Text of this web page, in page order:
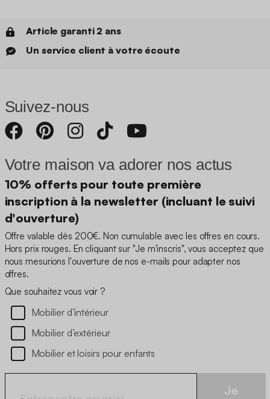
Article garanti 2 ans
Un service client à votre écoute
Suivez-nous
Votre maison va adorer nos actus
10% offerts pour toute première
inscription à la newsletter (incluant le suivi
d'ouverture)
Offre valable dès 200€. Non cumulable avec les offres en cours.
Hors prix rouges. En cliquant sur "Je m'inscris", vous acceptez que
nous mesurions l'ouverture de nos e-mails pour adapter nos
offres.
Que souhaitez vous voir ?
Mobilier d’intérieur
Mobilier d’extérieur
Mobilier et loisirs pour enfants
Je